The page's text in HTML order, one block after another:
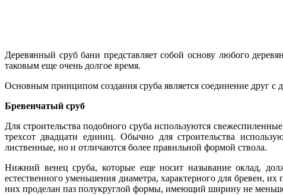
Деревянный сруб бани представляет собой основу любого
таковым еще очень долгое время.
Основным принципом создания сруба является соединение друг с
Бревенчатый сруб
Для строительства подобного сруба используются
трехсот двадцати единиц. Обычно для строительства
лиственные, но и отличаются более правильной формой ствола.
Нижний венец сруба, которые еще носит называние оклад,
естественного уменьшения диаметра, характерного для бревен,
них проделан паз полукруглой формы, имеющий ширину не